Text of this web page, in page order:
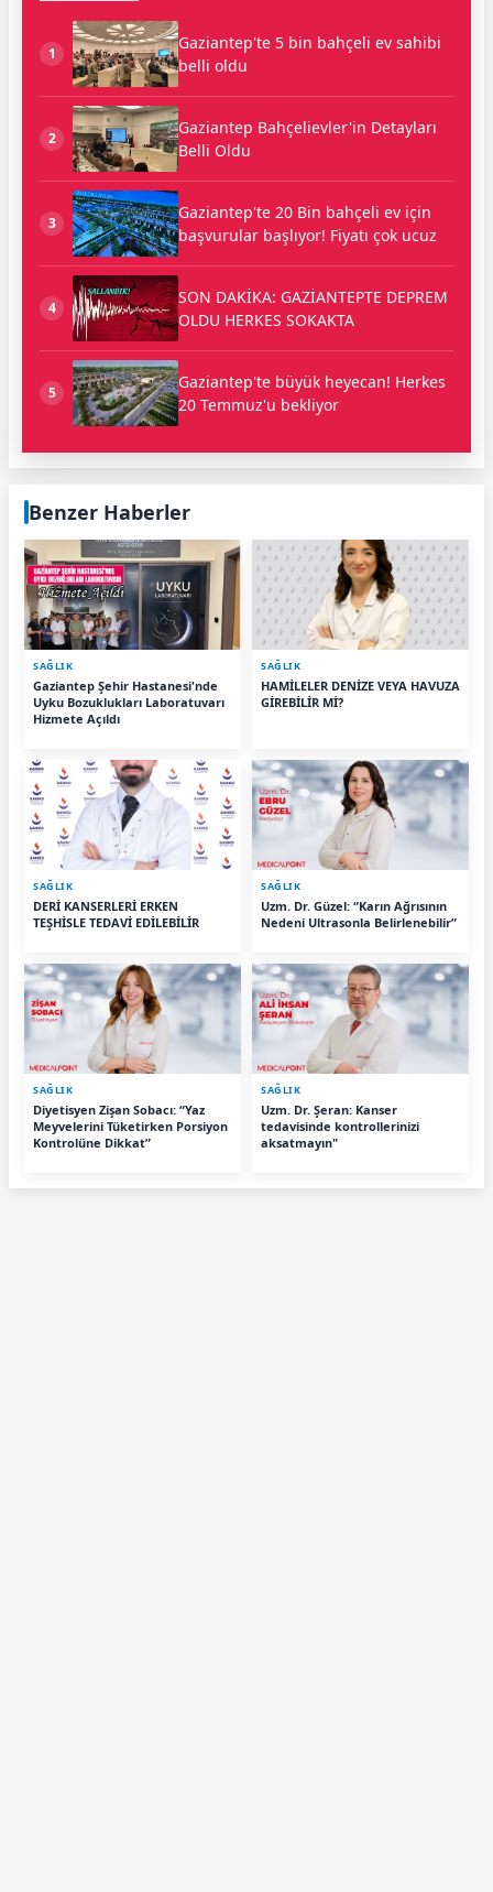
1
Gaziantep'te 5 bin bahçeli ev sahibi
belli oldu
2
Gaziantep Bahçelievler'in Detayları
Belli Oldu
3
Gaziantep'te 20 Bin bahçeli ev için
başvurular başlıyor! Fiyatı çok ucuz
4
SON DAKİKA: GAZİANTEPTE DEPREM
OLDU HERKES SOKAKTA
5
Gaziantep'te büyük heyecan! Herkes
20 Temmuz'u bekliyor
Benzer Haberler
SAĞLIK
Gaziantep Şehir Hastanesi'nde
Uyku Bozuklukları Laboratuvarı
Hizmete Açıldı
SAĞLIK
HAMİLELER DENİZE VEYA HAVUZA
GİREBİLİR Mİ?
SAĞLIK
DERİ KANSERLERİ ERKEN
TEŞHİSLE TEDAVİ EDİLEBİLİR
SAĞLIK
Uzm. Dr. Güzel: “Karın Ağrısının
Nedeni Ultrasonla Belirlenebilir”
SAĞLIK
Diyetisyen Zişan Sobacı: “Yaz
Meyvelerini Tüketirken Porsiyon
Kontrolüne Dikkat”
SAĞLIK
Uzm. Dr. Şeran: Kanser
tedavisinde kontrollerinizi
aksatmayın"